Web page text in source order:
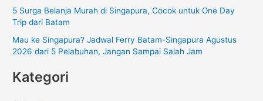
5 Surga Belanja Murah di Singapura, Cocok untuk One Day
Trip dari Batam
Mau ke Singapura? Jadwal Ferry Batam-Singapura Agustus
2026 dari 5 Pelabuhan, Jangan Sampai Salah Jam
Kategori